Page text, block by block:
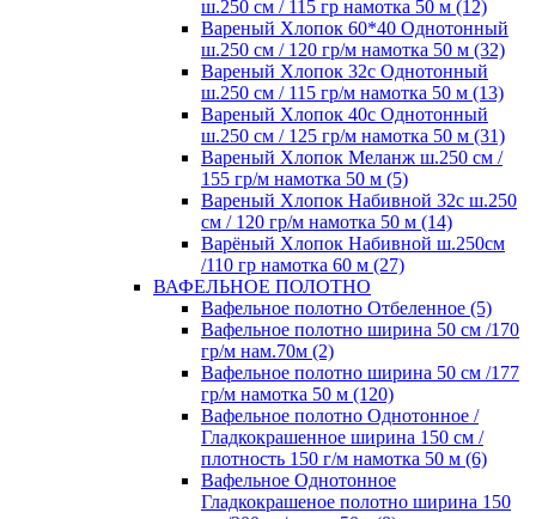
ш.250 см / 115 гр намотка 50 м (12)
Вареный Хлопок 60*40 Однотонный
ш.250 см / 120 гр/м намотка 50 м (32)
Вареный Хлопок 32с Однотонный
ш.250 см / 115 гр/м намотка 50 м (13)
Вареный Хлопок 40с Однотонный
ш.250 см / 125 гр/м намотка 50 м (31)
Вареный Хлопок Меланж ш.250 см /
155 гр/м намотка 50 м (5)
Вареный Хлопок Набивной 32с ш.250
см / 120 гр/м намотка 50 м (14)
Варёный Хлопок Набивной ш.250см
/110 гр намотка 60 м (27)
ВАФЕЛЬНОЕ ПОЛОТНО
Вафельное полотно Отбеленное (5)
Вафельное полотно ширина 50 см /170
гр/м нам.70м (2)
Вафельное полотно ширина 50 см /177
гр/м намотка 50 м (120)
Вафельное полотно Однотонное /
Гладкокрашенное ширина 150 см /
плотность 150 г/м намотка 50 м (6)
Вафельное Однотонное
Гладкокрашеное полотно ширина 150